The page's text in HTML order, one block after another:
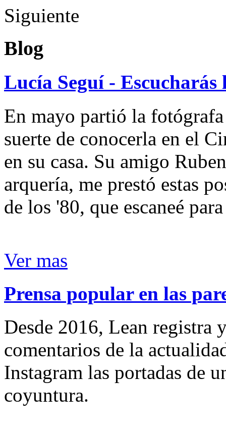
Siguiente
Blog
Lucía Seguí - Escucharás
En mayo partió la
suerte de conocerla en el
en su casa. Su amigo
arquería, me prestó estas
de los '80, que escaneé
Ver mas
Prensa popular en las
Desde 2016, Lean registra
comentarios de la
Instagram las portadas de
coyuntura.